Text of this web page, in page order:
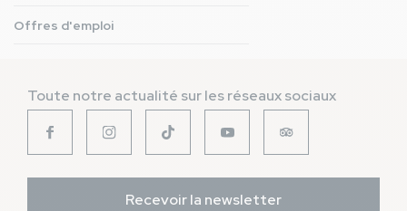
Offres d'emploi
Toute notre actualité sur les réseaux sociaux
Recevoir la newsletter